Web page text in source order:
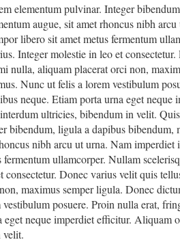
elementum pulvinar. Integer
augue, sit amet rhoncus nibh
libero sit amet metus fermentum
Integer molestie in leo et
nulla, aliquam placerat orci non,
Nunc ut felis a lorem vestibulum
neque. Etiam porta urna eget neque
ultricies, bibendum in velit.
bibendum, ligula a dapibus bibendum,
nibh arcu ut urna. Nam imperdiet
ullamcorper. Nullam
consectetur. Donec varius velit quis
maximus semper ligula. Donec
posuere. Proin nulla erat,
eget neque imperdiet efficitur. Aliquam
velit.